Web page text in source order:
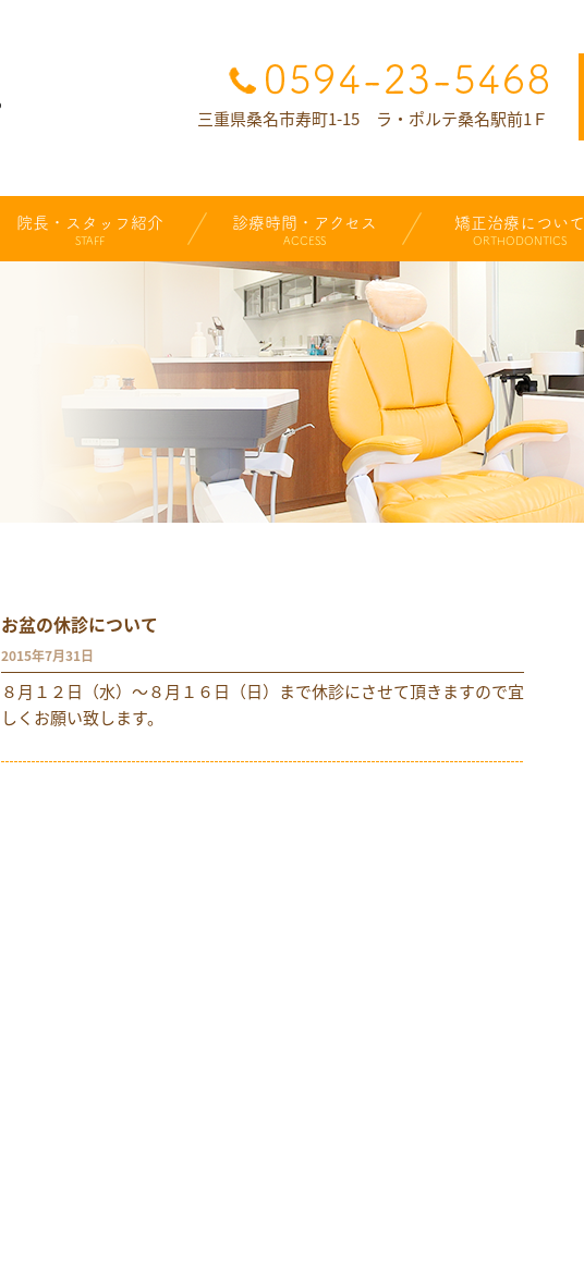
三重県桑名市寿町1-15 ラ・ポルテ桑名駅前1Ｆ
院長・スタッフ紹介
STAFF
診療時間・アクセス
ACCESS
矯正治療について
ORTHODONTICS
お盆の休診について
2015年7月31日
８月１２日（水）〜８月１６日（日）まで休診にさせて頂きますので宜
しくお願い致します。